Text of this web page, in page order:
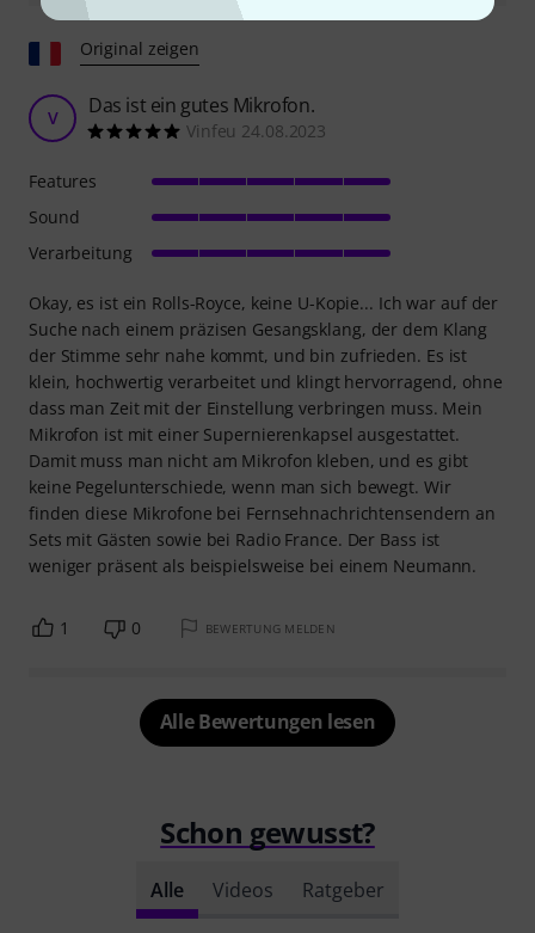
Original zeigen
V Das ist ein gutes Mikrofon.
Vinfeu 24.08.2023
Okay, es ist ein Rolls-Royce, keine U-Kopie... Ich war auf der
Suche nach einem präzisen Gesangsklang, der dem Klang
der Stimme sehr nahe kommt, und bin zufrieden. Es ist
klein, hochwertig verarbeitet und klingt hervorragend, ohne
dass man Zeit mit der Einstellung verbringen muss. Mein
Mikrofon ist mit einer Supernierenkapsel ausgestattet.
Damit muss man nicht am Mikrofon kleben, und es gibt
keine Pegelunterschiede, wenn man sich bewegt. Wir
finden diese Mikrofone bei Fernsehnachrichtensendern an
Sets mit Gästen sowie bei Radio France. Der Bass ist
weniger präsent als beispielsweise bei einem Neumann.
Features
Sound
Verarbeitung
1 0 BEWERTUNG MELDEN
Alle Bewertungen lesen
Schon gewusst?
Alle Videos Ratgeber